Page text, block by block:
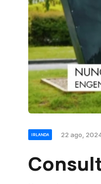
IRLANDA 22 ago,